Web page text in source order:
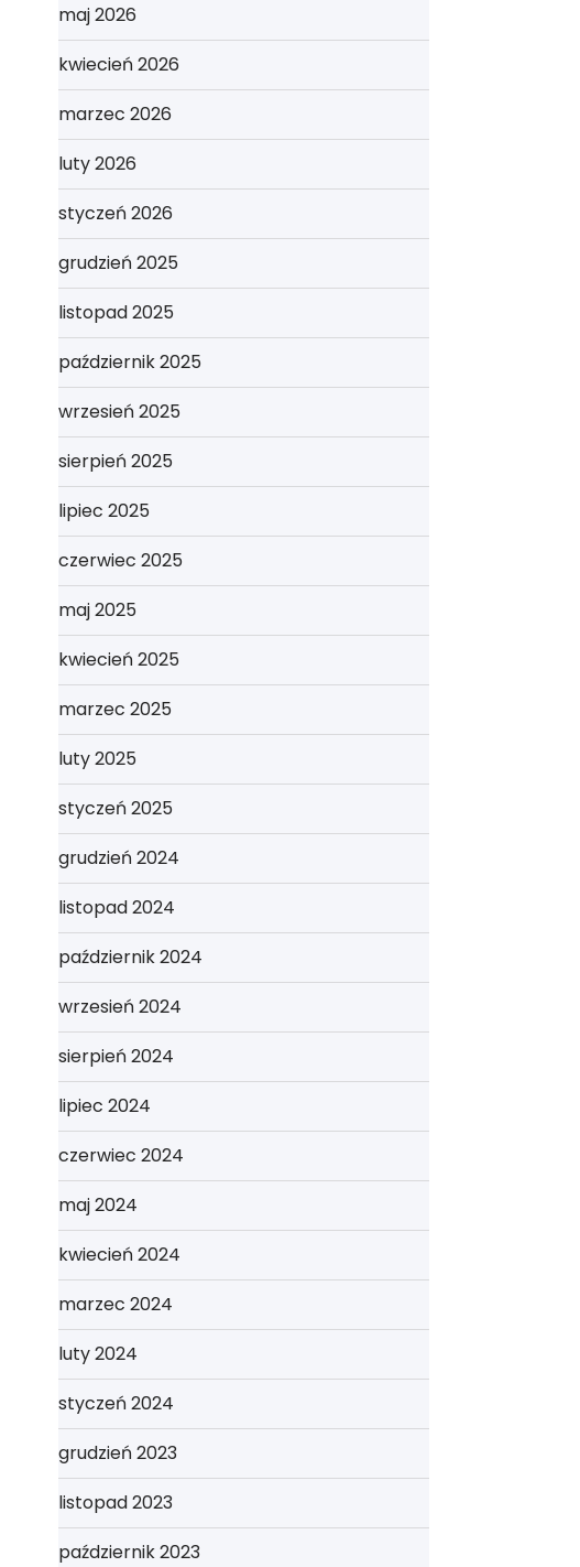
maj 2026
kwiecień 2026
marzec 2026
luty 2026
styczeń 2026
grudzień 2025
listopad 2025
październik 2025
wrzesień 2025
sierpień 2025
lipiec 2025
czerwiec 2025
maj 2025
kwiecień 2025
marzec 2025
luty 2025
styczeń 2025
grudzień 2024
listopad 2024
październik 2024
wrzesień 2024
sierpień 2024
lipiec 2024
czerwiec 2024
maj 2024
kwiecień 2024
marzec 2024
luty 2024
styczeń 2024
grudzień 2023
listopad 2023
październik 2023